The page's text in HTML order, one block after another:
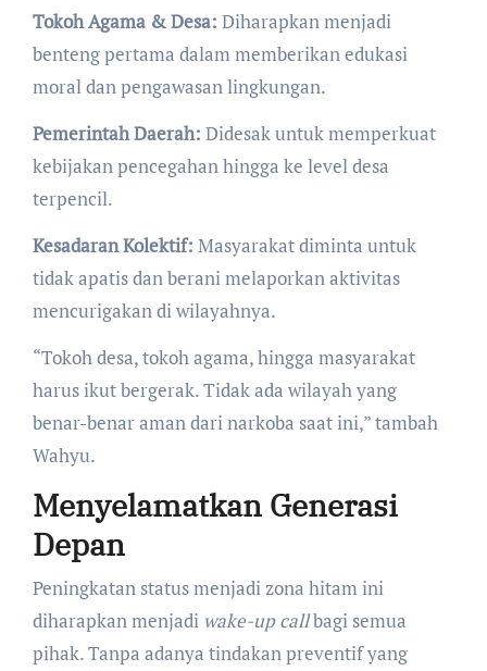
Tokoh Agama & Desa: Diharapkan menjadi
benteng pertama dalam memberikan edukasi
moral dan pengawasan lingkungan.
Pemerintah Daerah: Didesak untuk memperkuat
kebijakan pencegahan hingga ke level desa
terpencil.
Kesadaran Kolektif: Masyarakat diminta untuk
tidak apatis dan berani melaporkan aktivitas
mencurigakan di wilayahnya.
​“Tokoh desa, tokoh agama, hingga masyarakat
harus ikut bergerak. Tidak ada wilayah yang
benar-benar aman dari narkoba saat ini,” tambah
Wahyu.
Menyelamatkan Generasi
Depan
​Peningkatan status menjadi zona hitam ini
diharapkan menjadi wake-up callbagi semua
pihak. Tanpa adanya tindakan preventif yang